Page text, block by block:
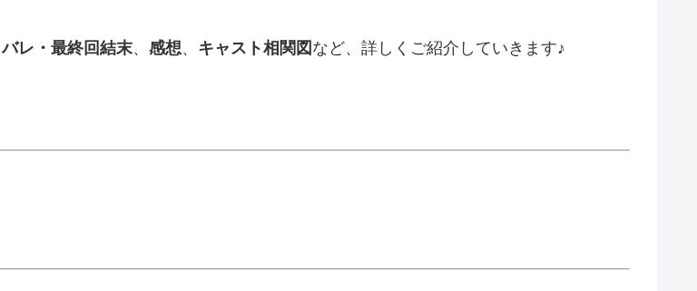
レ・最終回結末、 感想、 キャスト相関図 など、詳しくご紹介していきます♪